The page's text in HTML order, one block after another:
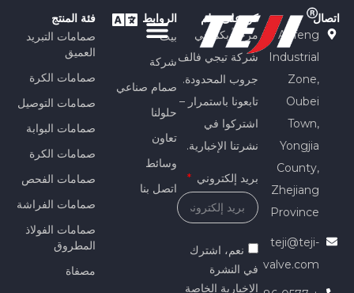
اتصال
Anfeng
Industrial
Zone,
Oubei
Town,
Yongjia
County,
Zhejiang
Province
teji@teji-
valve.com
كن على علم
مرحباً بكم في
شركة تيجي فالف
جروب المحدودة.
تابعونا باستمرار –
اشتركوا في
نشرتنا الإخبارية.
بريد إلكتروني
نعم، اشترك
في النشرة
الإخبارية الخاصة
الروابط
بيت
شركة
صمام صناعي
حلولنا
تعاون
وسائط
اتصل بنا
فئة المنتج
صمامات التبريد
العميق
صمامات الكرة
صمامات التوصيل
صمامات البوابة
صمامات الكرة
صمامات الفحص
صمامات الفراشة
صمامات الفولاذ
المطروق
مصفاة